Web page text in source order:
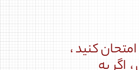
کنید ،